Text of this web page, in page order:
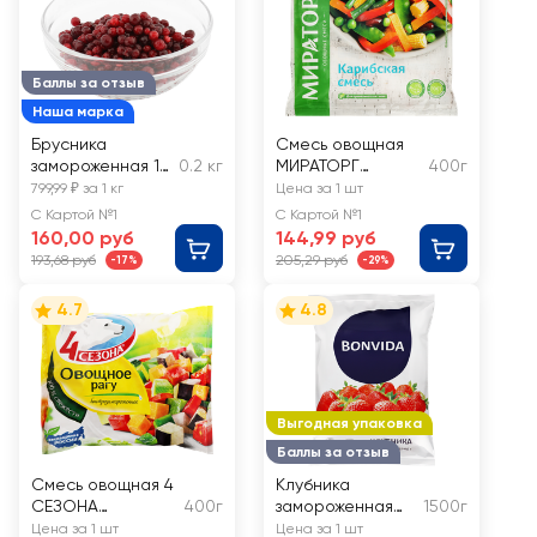
Баллы за отзыв
Наша марка
Брусника
замороженная 1-
й сорт, весовая
0.2 кг
799,99 ₽ за 1 кг
С Картой №1
160,00 руб
193,68 руб -17%
Смесь овощная
МИРАТОРГ
Vитамин
Карибская
400г
Цена за 1 шт
С Картой №1
144,99 руб
205,29 руб -29%
4.7
Смесь овощная 4
СЕЗОНА
Овощное рагу
400г
Цена за 1 шт
Выгодная упаковка
Баллы за отзыв
4.8
Клубника
замороженная
BONVIDA
1500г
Цена за 1 шт